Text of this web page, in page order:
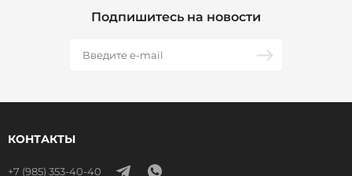
Подпишитесь на новости
КОНТАКТЫ
+7 (985) 353-40-40